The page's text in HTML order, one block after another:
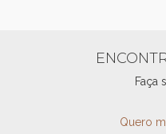
Faça
Quero